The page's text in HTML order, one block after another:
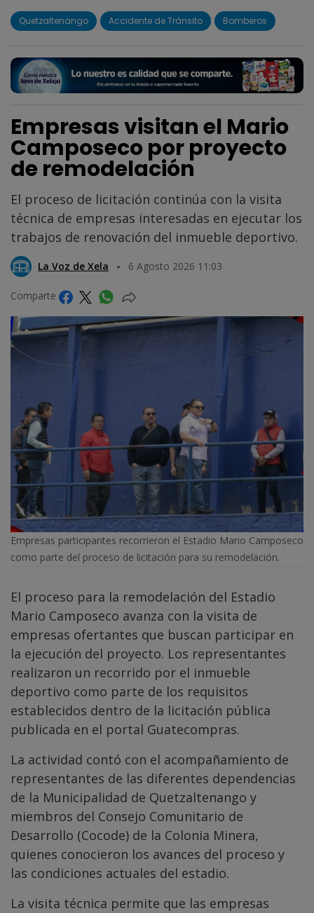
Quetzaltenango Accidente de Tránsito Bomberos
Empresas visitan el Mario
Camposeco por proyecto
de remodelación
El proceso de licitación continúa con la visita
técnica de empresas interesadas en ejecutar los
trabajos de renovación del inmueble deportivo.
La Voz de Xela 6 Agosto 2026 11:03
Comparte
Empresas participantes recorrieron el Estadio Mario Camposeco
como parte del proceso de licitación para su remodelación.
El proceso para la remodelación del Estadio
Mario Camposeco avanza con la visita de
empresas ofertantes que buscan participar en
la ejecución del proyecto. Los representantes
realizaron un recorrido por el inmueble
deportivo como parte de los requisitos
establecidos dentro de la licitación pública
publicada en el portal Guatecompras.
La actividad contó con el acompañamiento de
representantes de las diferentes dependencias
de la Municipalidad de Quetzaltenango y
miembros del Consejo Comunitario de
Desarrollo (Cocode) de la Colonia Minera,
quienes conocieron los avances del proceso y
las condiciones actuales del estadio.
La visita técnica permite que las empresas